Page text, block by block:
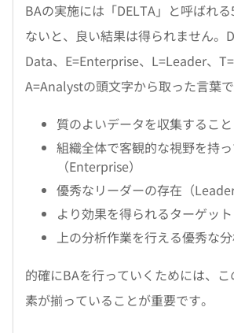
BAの実施には「DELTA」と呼ばれ
ないと、良い結果は得られません。
Data、E=Enterprise、L=Leader、
A=Analystの頭文字から取った言葉で
質のよいデータを収集すること
組織全体で客観的な視野を持
（Enterprise）
優秀なリーダーの存在（Leader
より効果を得られるターゲット
上の分析作業を行える優秀な分
的確にBAを行っていくためには、
素が揃っていることが重要です。